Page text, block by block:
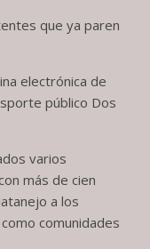
que ya paren
electrónica de
público Dos
varios
más de cien
a los
comunidades